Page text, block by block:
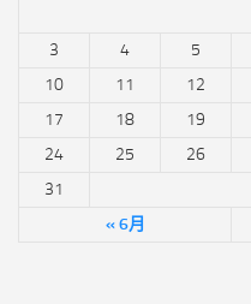
« 6月
3
4 5
10
11 12
17
18 19
24
25 26
31